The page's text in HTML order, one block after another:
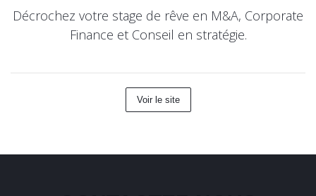
Décrochez votre stage de rêve en M&A, Corporate
Finance et Conseil en stratégie.
Voir le site